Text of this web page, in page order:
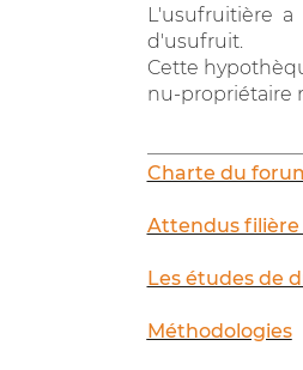
L'usufruitière
d'usufruit.
Cette
nu-propriétaire
Charte du
Attendus
Les études de
Méthodologies